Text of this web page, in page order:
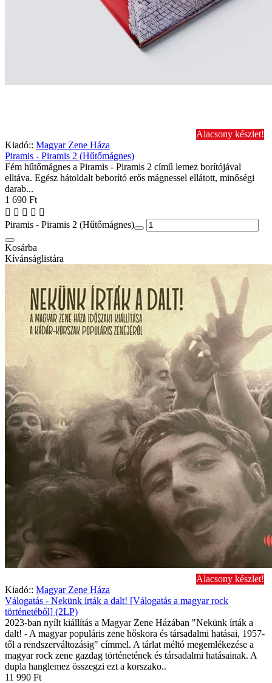
Alacsony készlet!
Kiadó:: Magyar Zene Háza
Piramis - Piramis 2 (Hűtőmágnes)
Fém hűtőmágnes a Piramis - Piramis 2 című lemez borítójával
elltáva. Egész hátoldalt beborító erős mágnessel ellátott, minőségi
darab...
1 690 Ft
Piramis - Piramis 2 (Hűtőmágnes)
Kosárba
Kívánságlistára
Alacsony készlet!
Kiadó:: Magyar Zene Háza
Válogatás - Nekünk írták a dalt! [Válogatás a magyar rock
történetéből] (2LP)
2023-ban nyílt kiállítás a Magyar Zene Házában "Nekünk írták a
dalt! - A magyar populáris zene hőskora és társadalmi hatásai, 1957-
től a rendszerváltozásig" címmel. A tárlat méltó megemlékezése a
magyar rock zene gazdag történetének és társadalmi hatásainak. A
dupla hanglemez összegzi ezt a korszako..
11 990 Ft